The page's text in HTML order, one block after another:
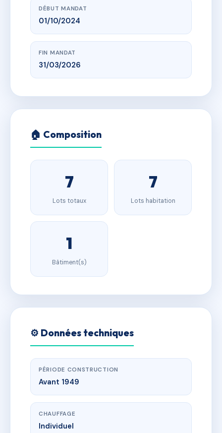
DÉBUT MANDAT
01/10/2024
FIN MANDAT
31/03/2026
🏠 Composition
7
Lots totaux
7
Lots habitation
1
Bâtiment(s)
⚙️ Données techniques
PÉRIODE CONSTRUCTION
Avant 1949
CHAUFFAGE
Individuel